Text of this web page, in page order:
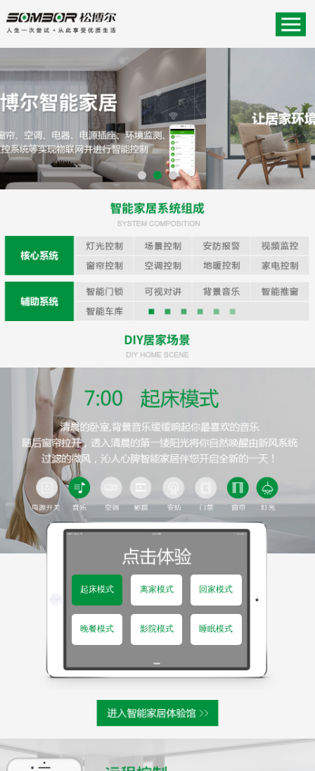
起床模式 离家模式 回家模式
晚餐模式 影院模式 睡眠模式